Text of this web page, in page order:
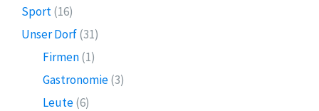
Sport(16)
Unser Dorf(31)
Firmen(1)
Gastronomie(3)
Leute(6)